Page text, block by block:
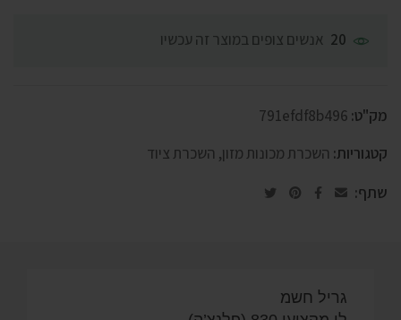
20 אנשים צופים במוצר זה עכשיו
מק"ט: 791efdf8b496
קטגוריות: השכרת מכונות מזון, השכרת ציוד
שתף:
גריל חשמ